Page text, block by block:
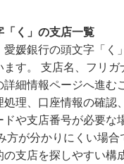
「く」の支店一覧
愛媛銀行の頭文字「く
す。 支店名、フリガ
細情報ページへ進む
処理、口座情報の確認
ドや支店番号が必要な
方が分かりにくい場合
支店を探しやすい構